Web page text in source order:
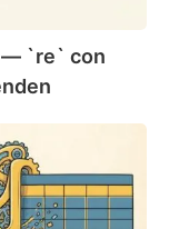
— `re` con